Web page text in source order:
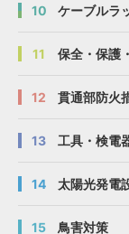
10 ケーブルラ
11 保全・保護
12 貫通部防火
13 工具・検電
14 太陽光発電
15 鳥害対策